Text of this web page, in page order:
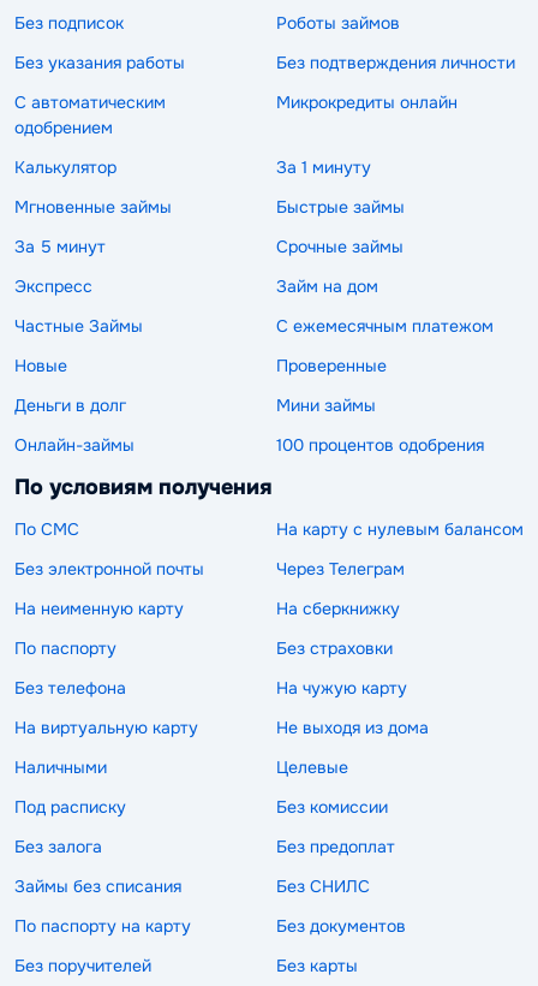
Без подписок
Роботы займов
Без указания работы
Без подтверждения личности
С автоматическим
одобрением
Микрокредиты онлайн
Калькулятор
За 1 минуту
Мгновенные займы
Быстрые займы
За 5 минут
Срочные займы
Экспресс
Займ на дом
Частные Займы
С ежемесячным платежом
Новые
Проверенные
Деньги в долг
Мини займы
Онлайн-займы
100 процентов одобрения
По условиям получения
По СМС
На карту с нулевым балансом
Без электронной почты
Через Телеграм
На неименную карту
На сберкнижку
По паспорту
Без страховки
Без телефона
На чужую карту
На виртуальную карту
Не выходя из дома
Наличными
Целевые
Под расписку
Без комиссии
Без залога
Без предоплат
Займы без списания
Без СНИЛС
По паспорту на карту
Без документов
Без поручителей
Без карты